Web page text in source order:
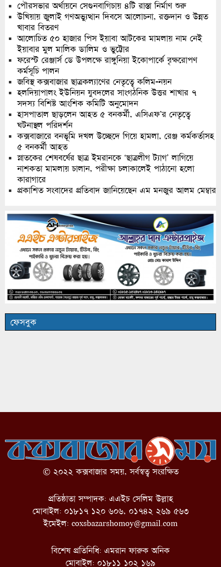
পৌরসভার অর্থায়নে সেগুনবাগিচায় ৪টি রাস্তা নির্মাণ শুরু
উখিয়ায় জুলাই গণঅভ্যুত্থান দিবসে আলোচনা, রক্তদান ও উন্নত
খাবার বিতরণ
আলোচিত ৫০ হাজার পিস ইয়াবা আটকের মামলায় নাম নেই
ইয়াবার মুল মালিক ডালিম ও ভুট্টোর
ফরেস্ট রেঞ্জার্স ডে উপলক্ষে রাঙ্গুনিয়া ইকোপার্কে বৃক্ষরোপণ
কর্মসূচি পালন
জবিস্থ কক্সবাজার ছাত্রকল্যাণের নেতৃত্বে কলিম-নয়ন
হলদিয়াপালং ইউনিয়ন যুবদলের সাংগঠনিক উত্তর শাখার ৭
সদস্য বিশিষ্ট আংশিক কমিটি অনুমোদন
হাসপাতাল ছাড়লেন আহত ৫ বনকর্মী, এসিএফ’র নেতৃত্বে
ঘটনাস্থল পরিদর্শন
কক্সবাজারে বনভূমি দখল উচ্ছেদে গিয়ে হামলা, রেঞ্জ কর্মকর্তাসহ
৫ বনকর্মী আহত
স্নাতকের শেষবর্ষের ছাত্র ইমরানকে ‘ছাত্রলীগ ট্যাগ’ লাগিয়ে
নাশকতা মামলায় চালান, পরীক্ষা চলাকালেই পাঠানো হলো
কারাগারে
প্রকাশিত সংবাদের প্রতিবাদ জানিয়েছেন এম মনজুর আলম মেম্বার
ফেসবুক
© ২০২২ কক্সবাজার সময়, সর্বস্বত্ব সংরক্ষিত
প্রতিষ্ঠাতা সম্পাদক: এএইচ সেলিম উল্লাহ
মোবাইল: ০১৮১৭ ১২০ ৬০৬, ০১৭৪২ ২৬৯ ৫৬৩
ইমেইল: coxsbazarshomoy@gmail.com
বিশেষ প্রতিনিধি: এমরান ফারুক অনিক
মোবাইল: ০১৮১১ ১০২ ১৬৯